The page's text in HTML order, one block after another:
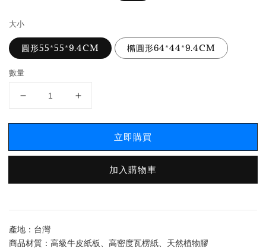
大小
圓形55*55*9.4CM 橢圓形64*44*9.4CM
數量
立即購買
加入購物車
產地：台灣
商品材質：高級牛皮紙板、高密度瓦楞紙、天然植物膠